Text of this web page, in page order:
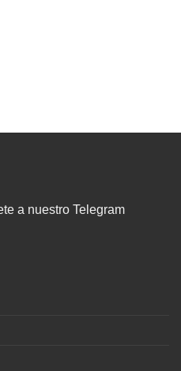
a nuestro Telegram